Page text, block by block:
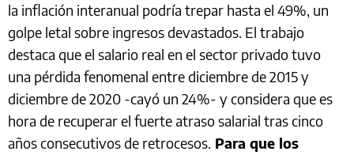
la inflación interanual podría trepar hasta el 49%, un
golpe letal sobre ingresos devastados. El trabajo
destaca que el salario real en el sector privado tuvo
una pérdida fenomenal entre diciembre de 2015 y
diciembre de 2020 -cayó un 24%- y considera que es
hora de recuperar el fuerte atraso salarial tras cinco
años consecutivos de retrocesos. Para que los